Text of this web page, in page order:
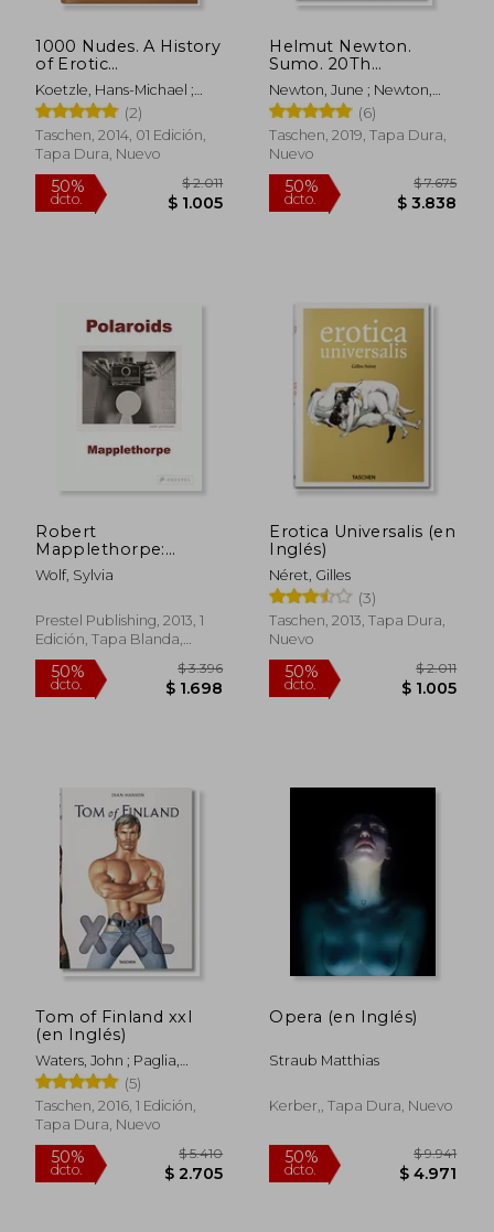
1000 Nudes. A History
of Erotic
Photography From
1839-1939 (en Inglés)
Koetzle, Hans-Michael ;
Scheid, Uwe (2)
Taschen, 2014, 01 Edición,
Tapa Dura, Nuevo
50%
Helmut Newton.
Sumo. 20Th
Anniversary --
Multilingual (en
Inglés)
Newton, June ; Newton,
Helmut
(6)
Taschen, 2019, Tapa Dura,
Nuevo
50%
dcto.
Robert
Mapplethorpe:
Polaroids (en Inglés)
Wolf, Sylvia
Prestel Publishing, 2013, 1
Edición, Tapa Blanda,
Nuevo
50%
dcto.
Erotica Universalis (en
Inglés)
Néret, Gilles
(3)
Taschen, 2013, Tapa Dura,
Nuevo
50%
dcto.
Tom of Finland xxl
(en Inglés)
Waters, John ; Paglia,
Camille ; Oldham, Todd
(5)
Taschen, 2016, 1 Edición,
Tapa Dura, Nuevo
Opera (en Inglés)
Straub Matthias
Kerber,, Tapa Dura, Nuevo